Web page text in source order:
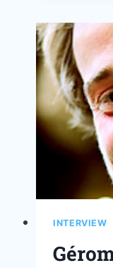
INTERVIEW